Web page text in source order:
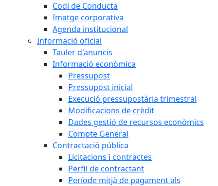
Codi de Conducta
Imatge corporativa
Agenda institucional
Informació oficial
Tauler d'anuncis
Informació econòmica
Pressupost
Pressupost inicial
Execució pressupostària trimestral
Modificacions de crèdit
Dades gestió de recursos econòmics
Compte General
Contractació pública
Licitacions i contractes
Perfil de contractant
Període mitjà de pagament als